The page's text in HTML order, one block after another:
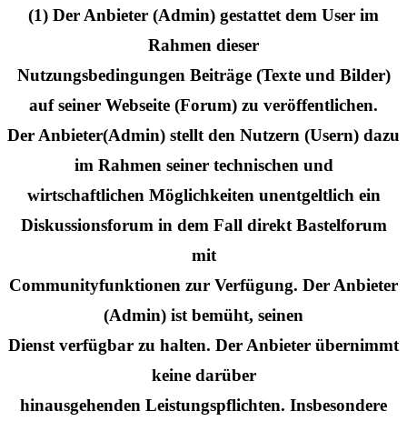
(1) Der Anbieter (Admin) gestattet dem User im
Rahmen dieser
Nutzungsbedingungen Beiträge (Texte und Bilder)
auf seiner Webseite (Forum) zu veröffentlichen.
Der Anbieter(Admin) stellt den Nutzern (Usern) dazu
im Rahmen seiner technischen und
wirtschaftlichen Möglichkeiten unentgeltlich ein
Diskussionsforum in dem Fall direkt Bastelforum
mit
Communityfunktionen zur Verfügung. Der Anbieter
(Admin) ist bemüht, seinen
Dienst verfügbar zu halten. Der Anbieter übernimmt
keine darüber
hinausgehenden Leistungspflichten. Insbesondere